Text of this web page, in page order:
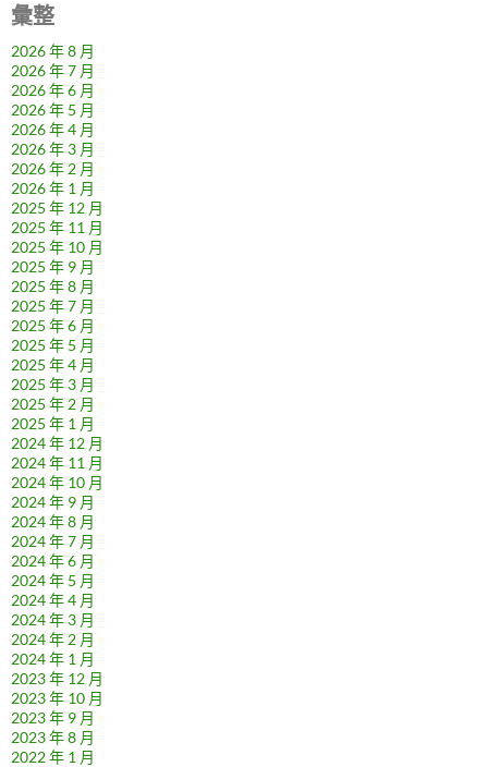
彙整
2026 年 8 月
2026 年 7 月
2026 年 6 月
2026 年 5 月
2026 年 4 月
2026 年 3 月
2026 年 2 月
2026 年 1 月
2025 年 12 月
2025 年 11 月
2025 年 10 月
2025 年 9 月
2025 年 8 月
2025 年 7 月
2025 年 6 月
2025 年 5 月
2025 年 4 月
2025 年 3 月
2025 年 2 月
2025 年 1 月
2024 年 12 月
2024 年 11 月
2024 年 10 月
2024 年 9 月
2024 年 8 月
2024 年 7 月
2024 年 6 月
2024 年 5 月
2024 年 4 月
2024 年 3 月
2024 年 2 月
2024 年 1 月
2023 年 12 月
2023 年 10 月
2023 年 9 月
2023 年 8 月
2022 年 1 月